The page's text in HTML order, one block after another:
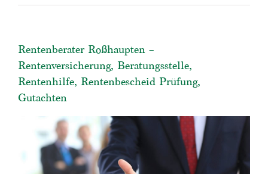
Rentenberater Roßhaupten –
Rentenversicherung, Beratungsstelle,
Rentenhilfe, Rentenbescheid Prüfung,
Gutachten